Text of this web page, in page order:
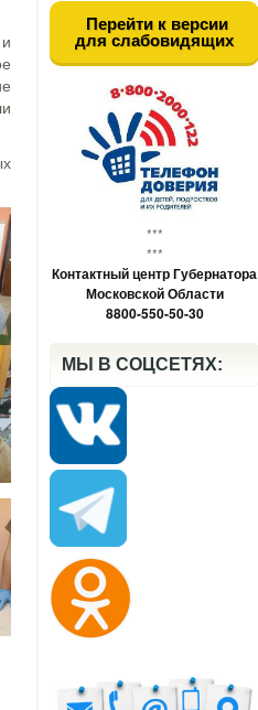
Перейти к версии
для слабовидящих
***
***
Контактный центр Губернатора
Московской Области
8800-550-50-30
МЫ В СОЦСЕТЯХ: